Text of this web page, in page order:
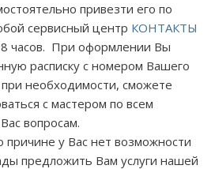
привезти его по
сервисный центр КОНТАКТЫ
часов. При оформлении Вы
расписку с номером Вашего
при необходимости, сможете
с мастером по всем
вопросам.
причине у Вас нет возможности
предложить Вам услуги нашей